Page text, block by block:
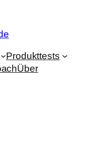
Produkttests
Über